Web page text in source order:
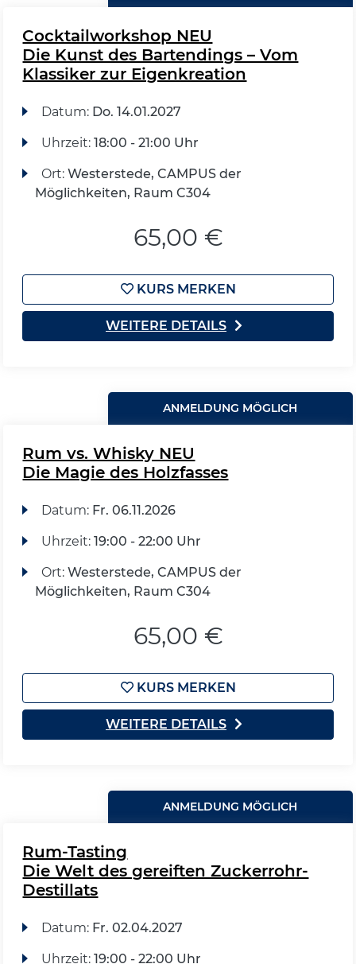
Cocktailworkshop NEU
Die Kunst des Bartendings – Vom
Klassiker zur Eigenkreation
Datum: Do. 14.01.2027
Uhrzeit: 18:00 - 21:00 Uhr
Ort: Westerstede, CAMPUS der
Möglichkeiten, Raum C304
65,00 €
KURS MERKEN
WEITERE DETAILS
ANMELDUNG MÖGLICH
Rum vs. Whisky NEU
Die Magie des Holzfasses
Datum: Fr. 06.11.2026
Uhrzeit: 19:00 - 22:00 Uhr
Ort: Westerstede, CAMPUS der
Möglichkeiten, Raum C304
65,00 €
KURS MERKEN
WEITERE DETAILS
ANMELDUNG MÖGLICH
Rum-Tasting
Die Welt des gereiften Zuckerrohr-
Destillats
Datum: Fr. 02.04.2027
Uhrzeit: 19:00 - 22:00 Uhr